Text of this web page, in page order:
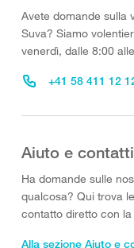
Avete domande sulla
Suva? Siamo
venerdì, dalle 8:00
+41 58 411 12
Aiuto e contatti
Ha domande sulle
qualcosa? Qui trova
contatto diretto con la
Alla sezione Aiuto e